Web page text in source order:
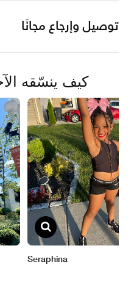
توصيل وإرجاع مجانًا